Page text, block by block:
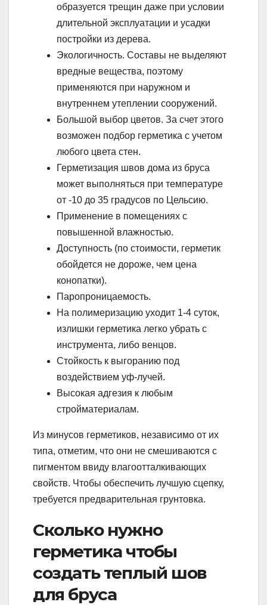
образуется трещин даже при условии
длительной эксплуатации и усадки
постройки из дерева.
Экологичность. Составы не выделяют
вредные вещества, поэтому
применяются при наружном и
внутреннем утеплении сооружений.
Большой выбор цветов. За счет этого
возможен подбор герметика с учетом
любого цвета стен.
Герметизация швов дома из бруса
может выполняться при температуре
от -10 до 35 градусов по Цельсию.
Применение в помещениях с
повышенной влажностью.
Доступность (по стоимости, герметик
обойдется не дороже, чем цена
конопатки).
Паропроницаемость.
На полимеризацию уходит 1-4 суток,
излишки герметика легко убрать с
инструмента, либо венцов.
Стойкость к выгоранию под
воздействием уф-лучей.
Высокая адгезия к любым
стройматериалам.
Из минусов герметиков, независимо от их
типа, отметим, что они не смешиваются с
пигментом ввиду влагоотталкивающих
свойств. Чтобы обеспечить лучшую сцепку,
требуется предварительная грунтовка.
Сколько нужно
герметика чтобы
создать теплый шов
для бруса